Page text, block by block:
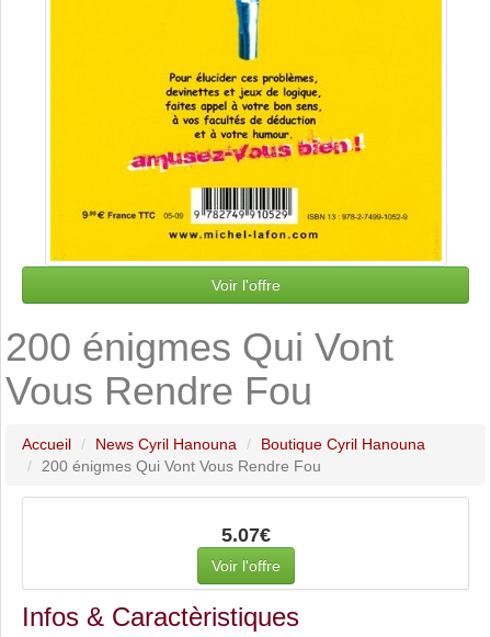
Voir l'offre
200 énigmes Qui Vont
Vous Rendre Fou
Accueil News Cyril Hanouna
Boutique Cyril Hanouna
200 énigmes Qui Vont Vous Rendre Fou
5.07€
Voir l'offre
Infos & Caractèristiques